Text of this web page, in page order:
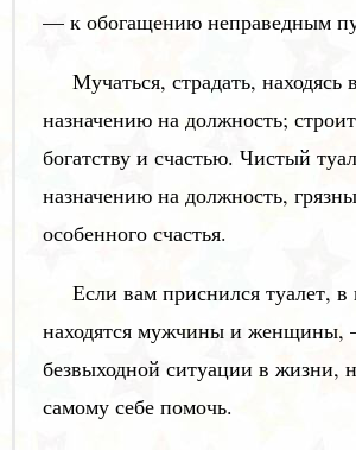
— к обогащению неправедным
Мучаться, страдать,
назначению на должность;
богатству и счастью. Чистый
назначению на должность,
особенного счастья.
Если вам приснился туалет, в
находятся мужчины и женщины,
безвыходной ситуации в жизни,
самому себе помочь.